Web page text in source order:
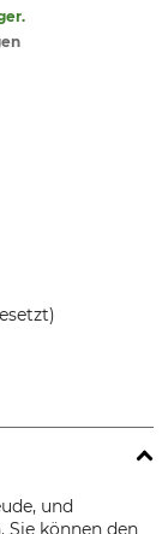
und
Sie können den